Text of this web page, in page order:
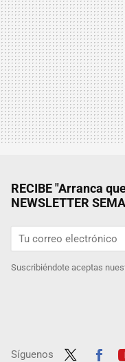
RECIBE "Arranca
NEWSLETTER
Suscribiéndote aceptas
Síguenos